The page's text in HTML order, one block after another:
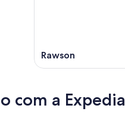
Rawson
com a Expedia